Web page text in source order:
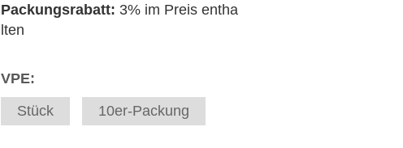
Packungsrabatt: 3% im Preis entha
lten
VPE:
Stück
10er-Packung